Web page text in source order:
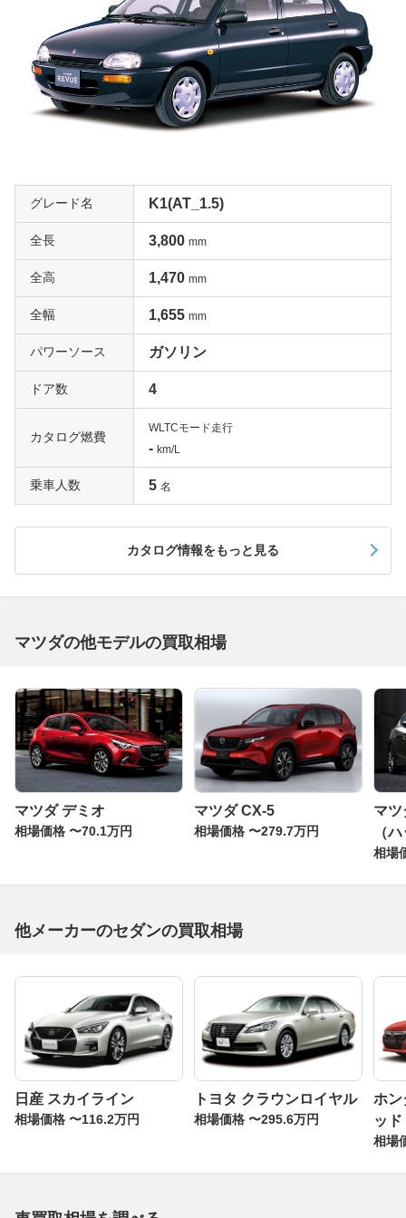
グレード名 K1(AT_1.5)
全長 3,800 mm
全高 1,470 mm
全幅 1,655 mm
パワーソース ガソリン
ドア数 4
カタログ燃費
WLTCモード走行
- km/L
乗車人数 5 名
カタログ情報をもっと見る
マツダの他モデルの買取相場
マツダ デミオ
相場価格 〜70.1万円
マツダ CX-5
相場価格 〜279.7万円
マツ
（
相場
他メーカーのセダンの買取相場
日産 スカイライン
相場価格 〜116.2万円
トヨタ クラウンロイヤル
相場価格 〜295.6万円
ホン
ッド
相場